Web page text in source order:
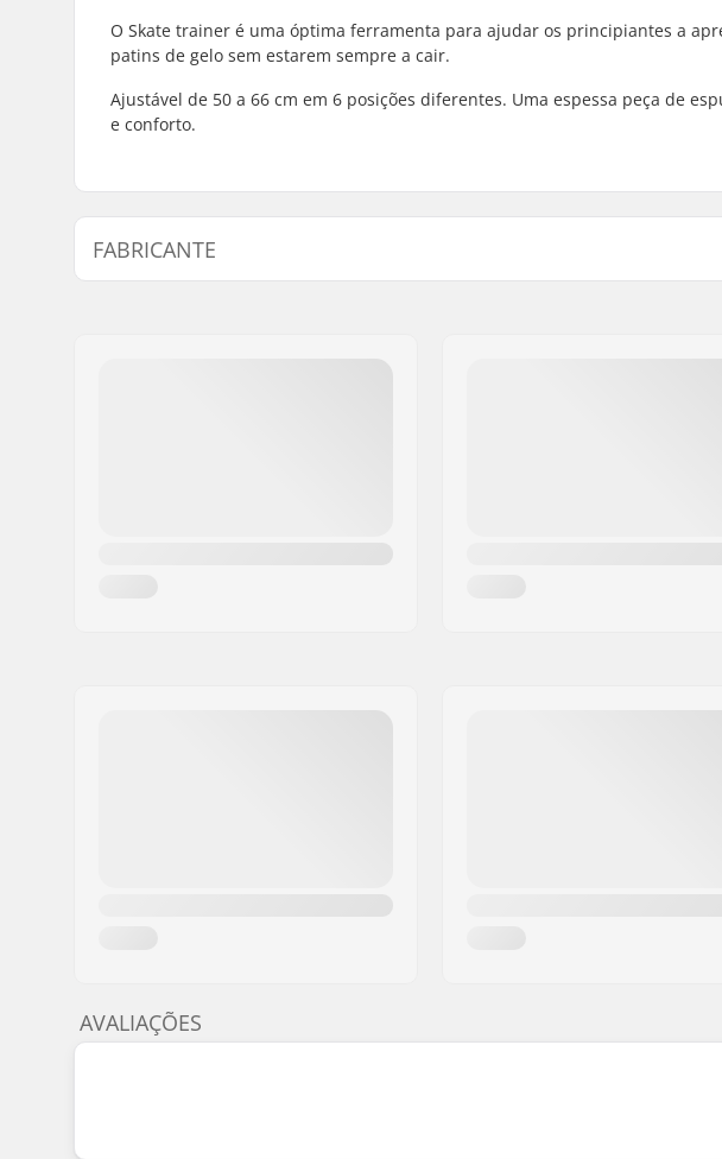
O Skate trainer é uma óptima ferramenta para ajudar os principiantes a
patins de gelo sem estarem sempre a cair.
Ajustável de 50 a 66 cm em 6 posições diferentes. Uma espessa peça de
e conforto.
FABRICANTE
AVALIAÇÕES